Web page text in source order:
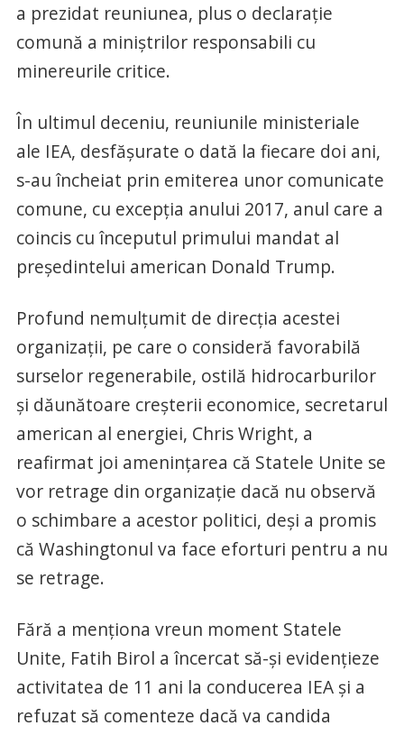
a prezidat reuniunea, plus o declaraţie
comună a miniştrilor responsabili cu
minereurile critice.
În ultimul deceniu, reuniunile ministeriale
ale IEA, desfăşurate o dată la fiecare doi ani,
s-au încheiat prin emiterea unor comunicate
comune, cu excepţia anului 2017, anul care a
coincis cu începutul primului mandat al
preşedintelui american Donald Trump.
Profund nemulţumit de direcţia acestei
organizaţii, pe care o consideră favorabilă
surselor regenerabile, ostilă hidrocarburilor
şi dăunătoare creşterii economice, secretarul
american al energiei, Chris Wright, a
reafirmat joi ameninţarea că Statele Unite se
vor retrage din organizaţie dacă nu observă
o schimbare a acestor politici, deşi a promis
că Washingtonul va face eforturi pentru a nu
se retrage.
Fără a menţiona vreun moment Statele
Unite, Fatih Birol a încercat să-şi evidenţieze
activitatea de 11 ani la conducerea IEA şi a
refuzat să comenteze dacă va candida